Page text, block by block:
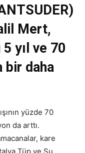
Mert,
yıl ve 70
bir daha
yüzde 70
da arttı.
kare